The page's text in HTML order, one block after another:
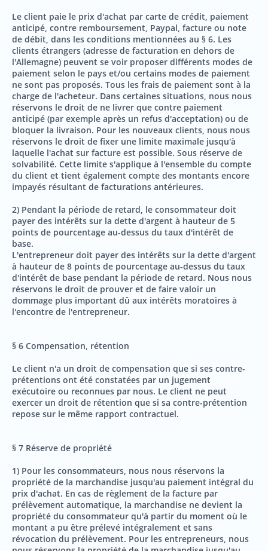
Le client paie le prix d'achat par carte de crédit, paiement
anticipé, contre remboursement, Paypal, facture ou note
de débit, dans les conditions mentionnées au § 6. Les
clients étrangers (adresse de facturation en dehors de
l'Allemagne) peuvent se voir proposer différents modes de
paiement selon le pays et/ou certains modes de paiement
ne sont pas proposés. Tous les frais de paiement sont à la
charge de l'acheteur. Dans certaines situations, nous nous
réservons le droit de ne livrer que contre paiement
anticipé (par exemple après un refus d'acceptation) ou de
bloquer la livraison. Pour les nouveaux clients, nous nous
réservons le droit de fixer une limite maximale jusqu'à
laquelle l'achat sur facture est possible. Sous réserve de
solvabilité. Cette limite s'applique à l'ensemble du compte
du client et tient également compte des montants encore
impayés résultant de facturations antérieures.
2) Pendant la période de retard, le consommateur doit
payer des intérêts sur la dette d'argent à hauteur de 5
points de pourcentage au-dessus du taux d'intérêt de
base.
L'entrepreneur doit payer des intérêts sur la dette d'argent
à hauteur de 8 points de pourcentage au-dessus du taux
d'intérêt de base pendant la période de retard. Nous nous
réservons le droit de prouver et de faire valoir un
dommage plus important dû aux intérêts moratoires à
l'encontre de l'entrepreneur.
§ 6 Compensation, rétention
Le client n'a un droit de compensation que si ses contre-
prétentions ont été constatées par un jugement
exécutoire ou reconnues par nous. Le client ne peut
exercer un droit de rétention que si sa contre-prétention
repose sur le même rapport contractuel.
§ 7 Réserve de propriété
1) Pour les consommateurs, nous nous réservons la
propriété de la marchandise jusqu'au paiement intégral du
prix d'achat. En cas de règlement de la facture par
prélèvement automatique, la marchandise ne devient la
propriété du consommateur qu'à partir du moment où le
montant a pu être prélevé intégralement et sans
révocation du prélèvement. Pour les entrepreneurs, nous